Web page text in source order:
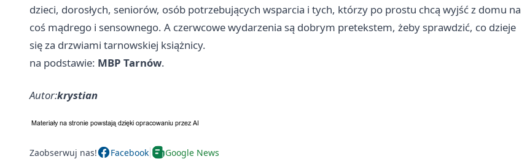
dzieci, dorosłych, seniorów, osób potrzebujących wsparcia i tych, którzy po prostu chcą wyjść z domu na
coś mądrego i sensownego. A czerwcowe wydarzenia są dobrym pretekstem, żeby sprawdzić, co dzieje
się za drzwiami tarnowskiej książnicy.
na podstawie: MBP Tarnów.
Autor:krystian
Zaobserwuj nas! Facebook Google News